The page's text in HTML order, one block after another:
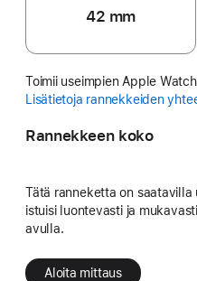
42 mm
Toimii useimpien Apple
Lisätietoja rannekkeiden
Rannekkeen koko
Tätä ranneketta on saatavilla
istuisi luontevasti ja
avulla.
Aloita mittaus